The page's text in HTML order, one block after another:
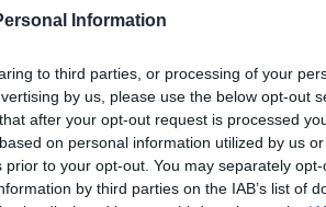
Information
to third parties, or processing of your
by us, please use the below opt-out
after your opt-out request is processed
on personal information utilized by us
to your opt-out. You may separately
by third parties on the IAB’s list of
hangosan ki is mondhatják
is segít, ha csak magadban